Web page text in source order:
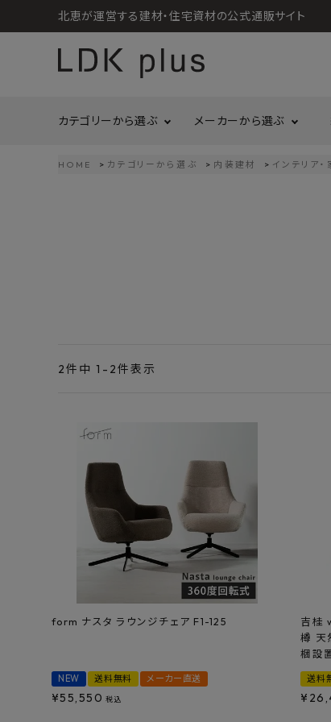
北恵が運営する建材・住宅資材の公式通販サイト
カテゴリーから選ぶ メーカーから選ぶ
カテゴリーから選ぶ
メーカーから選ぶ
メルマガ登録
HOME カテゴリーから選ぶ 内装建材 インテリア・
2件中 1 - 2件表示
form ナスタ ラウンジチェア F1-125
NEW 送料無料 メーカー直送
¥55,550 税込
吉桂
樽 天
梱設
送料
¥